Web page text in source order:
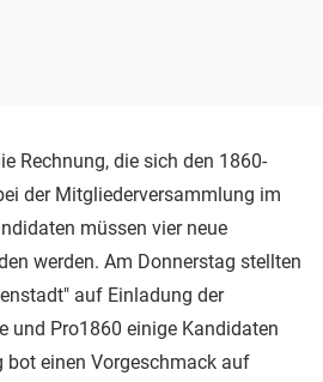
Rechnung, die sich den 1860-
der Mitgliederversammlung im
müssen vier neue
werden. Am Donnerstag stellten
auf Einladung der
und Pro1860 einige Kandidaten
einen Vorgeschmack auf